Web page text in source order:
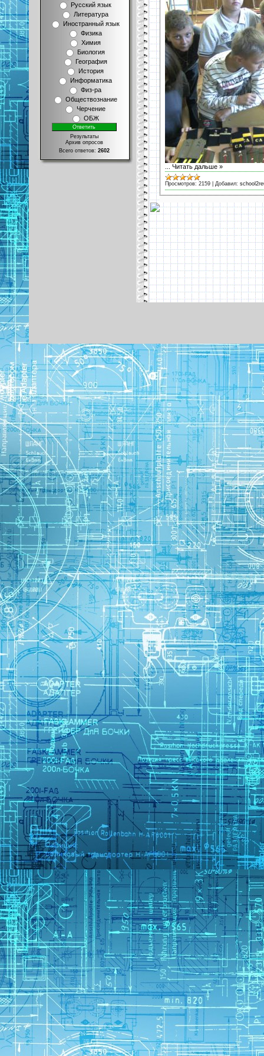
Русский язык
Литература
Иностранный язык
Физика
Химия
Биология
География
История
Информатика
Физ-ра
Обществознание
Черчение
ОБЖ
Результаты
Архив опросов
Всего ответов: 2602
Читать дальше »
Просмотров: 2159 Добавил: